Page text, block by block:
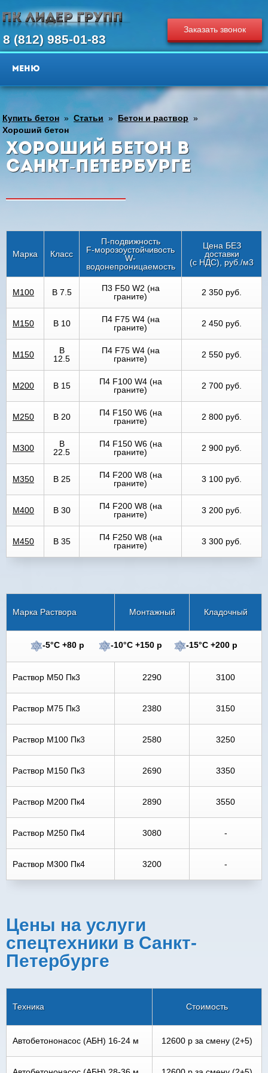
8 (812) 985-01-83
Заказать звонок
Купить бетон » Статьи » Бетон и раствор »
Хороший бетон
Хороший бетон в
Санкт-Петербурге
Марка Класс
П-подвижность
F-морозоустойчивость
W-
водонепроницаемость
Цена БЕЗ
доставки
(с НДС), руб./м3
М100 В 7.5
П3 F50 W2 (на
граните)
2 350 руб.
М150 В 10
П4 F75 W4 (на
граните)
2 450 руб.
М150
В
12.5
П4 F75 W4 (на
граните)
2 550 руб.
М200 В 15
П4 F100 W4 (на
граните)
2 700 руб.
М250 В 20
П4 F150 W6 (на
граните)
2 800 руб.
М300
В
22.5
П4 F150 W6 (на
граните)
2 900 руб.
М350 В 25
П4 F200 W8 (на
граните)
3 100 руб.
М400 В 30
П4 F200 W8 (на
граните)
3 200 руб.
М450 В 35
П4 F250 W8 (на
граните)
3 300 руб.
Марка Раствора Монтажный Кладочный
-5°C +80 р -10°C +150 р -15°C +200 р
Раствор М50 Пк3 2290 3100
Раствор М75 Пк3 2380 3150
Раствор М100 Пк3 2580 3250
Раствор М150 Пк3 2690 3350
Раствор М200 Пк4 2890 3550
Раствор М250 Пк4 3080 -
Раствор М300 Пк4 3200 -
Цены на услуги
спецтехники в Санкт-
Петербурге
Техника Стоимость
Автобетононасос (АБН) 16-24 м 12600 р за смену (2+5)